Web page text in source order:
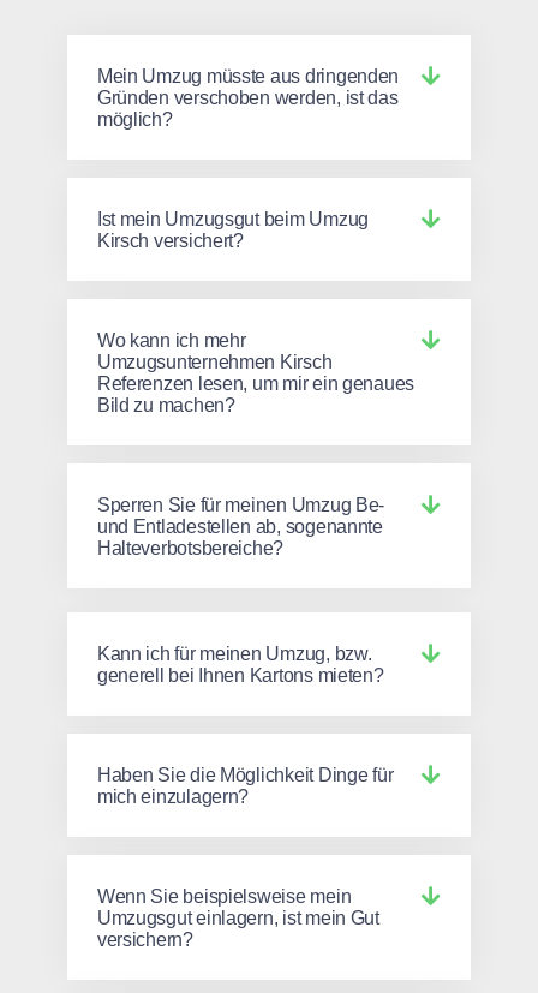
Mein Umzug müsste aus dringenden
Gründen verschoben werden, ist das
möglich?
Ist mein Umzugsgut beim Umzug
Kirsch versichert?
Wo kann ich mehr
Umzugsunternehmen Kirsch
Referenzen lesen, um mir ein genaues
Bild zu machen?
Sperren Sie für meinen Umzug Be-
und Entladestellen ab, sogenannte
Halteverbotsbereiche?
Kann ich für meinen Umzug, bzw.
generell bei Ihnen Kartons mieten?
Haben Sie die Möglichkeit Dinge für
mich einzulagern?
Wenn Sie beispielsweise mein
Umzugsgut einlagern, ist mein Gut
versichern?